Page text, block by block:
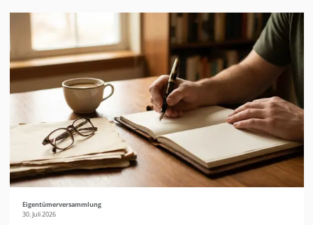
Eigentümerversammlung
30. Juli 2026